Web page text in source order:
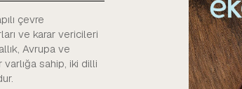
çevre
ve karar vericileri
Avrupa ve
sahip, iki dilli